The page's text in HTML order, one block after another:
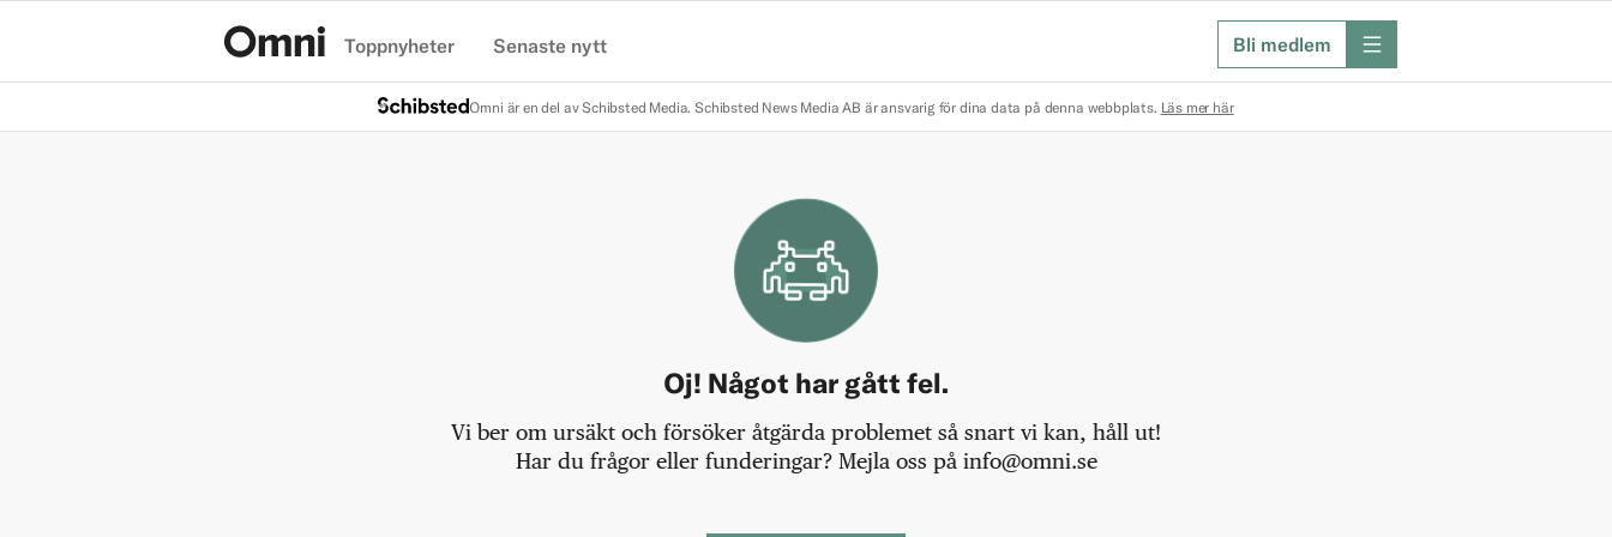
Toppnyheter Senaste nytt Bli medlem meny
Omni är en del av Schibsted Media. Schibsted News Media AB är ansvarig för dina data på denna webbplats. Läs mer här
Oj! Något har gått fel.
Vi ber om ursäkt och försöker åtgärda problemet så snart vi kan, håll ut!
Har du frågor eller funderingar? Mejla oss på info@omni.se